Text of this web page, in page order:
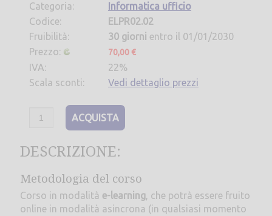
Categoria:
Informatica ufficio
Codice:
ELPR02.02
Fruibilità:
30 giorni entro il 01/01/2030
Prezzo:
70,00 €
IVA:
22%
Scala sconti:
Vedi dettaglio prezzi
ACQUISTA
DESCRIZIONE:
Metodologia del corso
Corso in modalità e-learning, che potrà essere fruito
online in modalità asincrona (in qualsiasi momento